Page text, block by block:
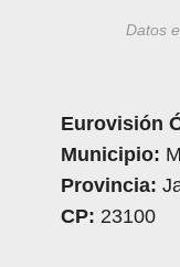
Datos
Eurovisión
Municipio:
Provincia:
CP: 23100